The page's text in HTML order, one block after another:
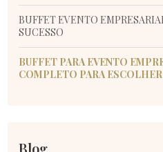
BUFFET EVENTO EMPRESARIAL: O GUIA DEFINITIVO PARA
SUCESSO
BUFFET PARA EVENTO EMPRESARIAL: O GUIA
COMPLETO PARA ESCOLHER
Blog